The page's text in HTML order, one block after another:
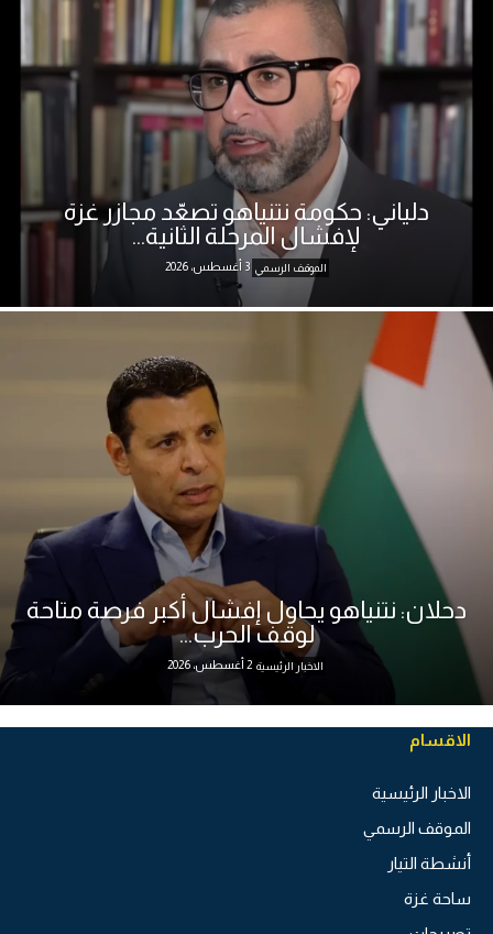
دلياني: حكومة نتنياهو تصعّد مجازر غزة
لإفشال المرحلة الثانية...
الموقف الرسمي 3 أغسطس، 2026
دحلان: نتنياهو يحاول إفشال أكبر فرصة متاحة
لوقف الحرب...
الاخبار الرئيسية 2 أغسطس، 2026
الاقسام
الاخبار الرئيسية
الموقف الرسمي
أنشطة التيار
ساحة غزة